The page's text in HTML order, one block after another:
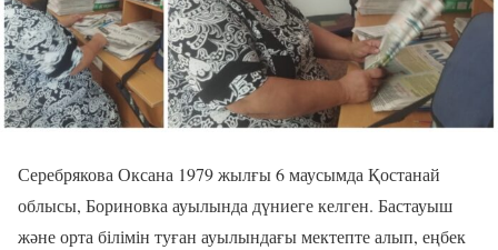
Серебрякова Оксана 1979 жылғы 6 маусымда Қостанай
облысы, Бориновка ауылында дүниеге келген. Бастауыш
және орта білімін туған ауылындағы мектепте алып, еңбек